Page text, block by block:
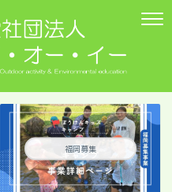
福岡募集